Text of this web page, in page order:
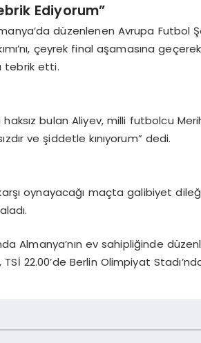
Ediyorum”
düzenlenen Avrupa Futbol
çeyrek final aşamasına
tebrik etti.
haksız bulan Aliyev, milli futbolcu
ve şiddetle kınıyorum” dedi.
oynayacağı maçta galibiyet
Almanya’nın ev sahipliğinde
22.00’de Berlin Olimpiyat